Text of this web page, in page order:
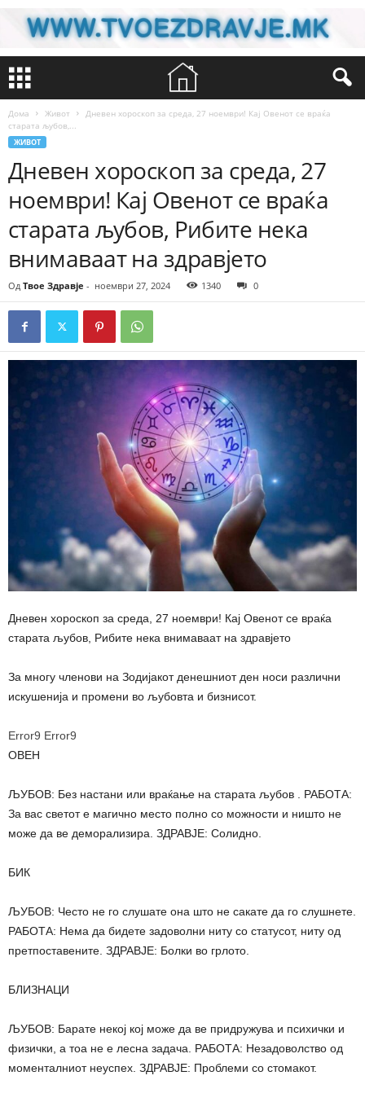
Дома Живот
Дневен хороскоп за среда, 27 ноември! Кај Овенот се враќа
старата љубов,...
ЖИВОТ
Дневен хороскоп за среда, 27
ноември! Кај Овенот се враќа
старата љубов, Рибите нека
внимаваат на здравјето
Од Твое Здравје - ноември 27, 2024 1340 0
Дневен хороскоп за среда, 27 ноември! Кај Овенот се враќа
старата љубов, Рибите нека внимаваат на здравјето
За многу членови на Зодијакот денешниот ден носи различни
искушенија и промени во љубовта и бизнисот.
Error9 Error9
ОВЕН
ЉУБОВ: Без настани или враќање на старата љубов . РАБОТА:
За вас светот е магично место полно со можности и ништо не
може да ве деморализира. ЗДРАВЈЕ: Солидно.
БИК
ЉУБОВ: Често не го слушате она што не сакате да го слушнете.
РАБОТА: Нема да бидете задоволни ниту со статусот, ниту од
претпоставените. ЗДРАВЈЕ: Болки во грлото.
БЛИЗНАЦИ
ЉУБОВ: Барате некој кој може да ве придружува и психички и
физички, а тоа не е лесна задача. РАБОТА: Незадоволство од
моменталниот неуспех. ЗДРАВЈЕ: Проблеми со стомакот.